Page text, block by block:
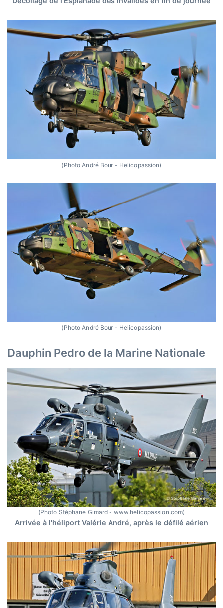
(Photo André Bour - Helicopassion)
(Photo André Bour - Helicopassion)
Dauphin Pedro de la Marine Nationale
(Photo Stéphane Gimard - www.helicopassion.com)
Arrivée à l'héliport Valérie André, après le défilé aérien